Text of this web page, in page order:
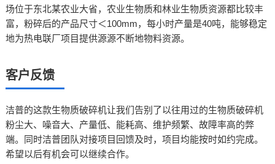
场位于东北某农业大省，农业生物质和林业生物质资源都比较丰
富，粉碎后的产品尺寸＜100mm，每小时产量是40吨，能够稳定
地为热电联厂项目提供源源不断地物料资源。
客户反馈
洁普的这款生物质破碎机让我们告别了以往用过的生物质破碎机
粉尘大、噪音大、产量低、能耗高、维护频繁、故障率高的弊
端。同时洁普团队对接项目回馈及时，项目均能按时如约完成。
希望以后有机会可以继续合作。